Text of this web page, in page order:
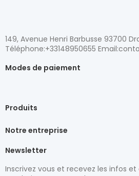
149, Avenue Henri Barbusse 93700
Téléphone:+33148950655
Modes de paiement
Produits
Notre entreprise
Newsletter
Inscrivez vous et recevez les infos